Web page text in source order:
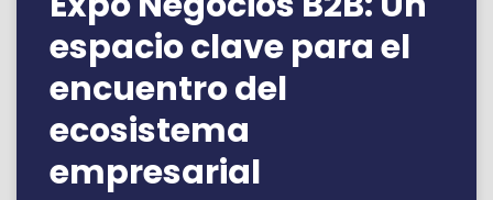
espacio clave para el
encuentro del
ecosistema
empresarial